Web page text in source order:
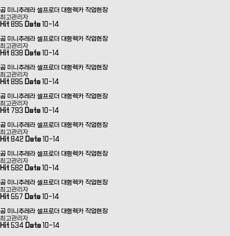
곰 미니추레라 셀프로더 대형렉카 작업현장
최고관리자
Hit 895 Date 10-14
곰 미니추레라 셀프로더 대형렉카 작업현장
최고관리자
Hit 838 Date 10-14
곰 미니추레라 셀프로더 대형렉카 작업현장
최고관리자
Hit 895 Date 10-14
곰 미니추레라 셀프로더 대형렉카 작업현장
최고관리자
Hit 793 Date 10-14
곰 미니추레라 셀프로더 대형렉카 작업현장
최고관리자
Hit 842 Date 10-14
곰 미니추레라 셀프로더 대형렉카 작업현장
최고관리자
Hit 582 Date 10-14
곰 미니추레라 셀프로더 대형렉카 작업현장
최고관리자
Hit 557 Date 10-14
곰 미니추레라 셀프로더 대형렉카 작업현장
최고관리자
Hit 534 Date 10-14